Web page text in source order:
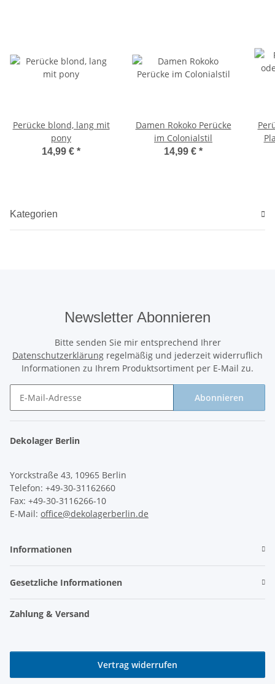
Perücke blond, lang mit
pony
14,99 € *
Damen Rokoko Perücke
im Colonialstil
14,99 € *
Kategorien
Newsletter Abonnieren
Bitte senden Sie mir entsprechend Ihrer
Datenschutzerklärung regelmäßig und jederzeit widerruflich
Informationen zu Ihrem Produktsortiment per E-Mail zu.
Abonnieren
Dekolager Berlin
Yorckstraße 43, 10965 Berlin
Telefon: +49-30-31162660
Fax: +49-30-3116266-10
E-Mail: office@dekolagerberlin.de
Informationen
Gesetzliche Informationen
Zahlung & Versand
Vertrag widerrufen